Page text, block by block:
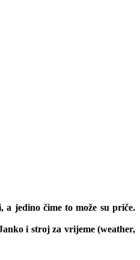
jedino čime to može su priče.
i stroj za vrijeme (weather,